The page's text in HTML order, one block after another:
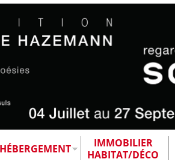
HÉBERGEMENT
IMMOBILIER
HABITAT/DÉCO